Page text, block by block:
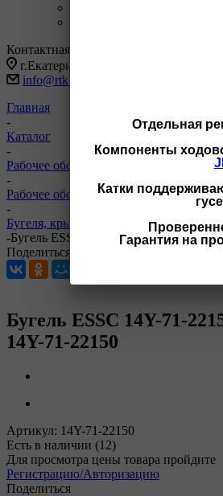
Отдельная
Компоненты
Катки
Гарантия на
Контактная информация
г.Екатеринбург, ул Черняховского 86
info@rtk-parts.ru
Главная
-
Каталог
-
Рабочее оборудование
-
Рабочее оборудование для Komatsu
-
Бугеля, крышки, шары отвала для
-Бугель ESSC 14Y-71-22150 14Y-71-
Поделиться
Бугель ESSC 14Y-71-
14Y-71-22150
Артикул: 14Y-71-22150
Есть в наличии (12)
Для просмотра цены товара пройдите
Регистрацию/Авторизацию
Поделиться